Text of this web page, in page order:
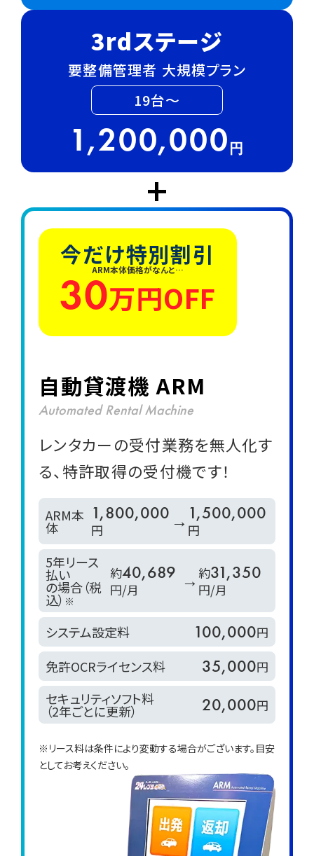
3rdステージ
要整備管理者 大規模プラン
19台～
1,200,000 円
+
自動貸渡機 ARM
Automated Rental Machine
レンタカーの受付業務を無人化す
る、特許取得の受付機です！
ARM本
体
1,800,000
円 → 1,500,000
円
5年リース
払い
の場合（税
込） ※
約40,689
円/月 → 約31,350
円/月
システム設定料 100,000円
免許OCRライセンス料 35,000円
セキュリティソフト料
（2年ごとに更新） 20,000円
※リース料は条件により変動する場合がございます。目安
としてお考えください。
今だけ特別割引
ARM本体価格がなんと…
30万円OFF